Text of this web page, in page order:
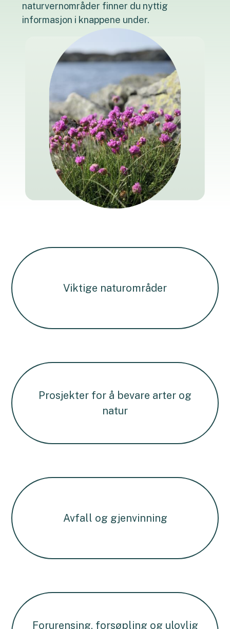
naturvernområder finner du nyttig
informasjon i knappene under.
Viktige naturområder
Prosjekter for å bevare arter og
natur
Avfall og gjenvinning
Forurensing, forsøpling og ulovlig